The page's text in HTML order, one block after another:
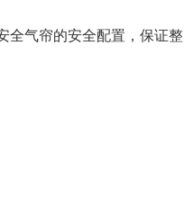
全气帘的安全配置，保证整